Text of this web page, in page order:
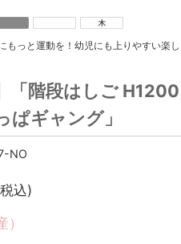
もっと運動を！幼児にも上りやすい楽
「階段はしご
ぱギャング」
NO
込)